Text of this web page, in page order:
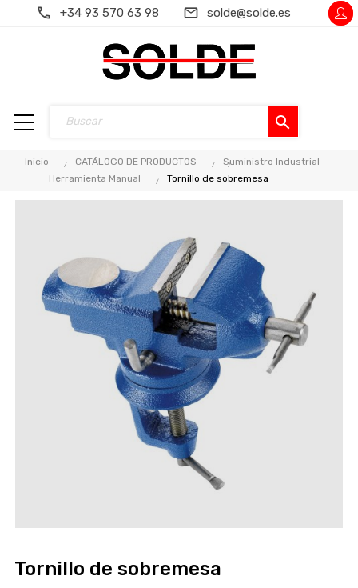
+34 93 570 63 98 solde@solde.es
search
Inicio CATÁLOGO DE PRODUCTOS
Suministro Industrial
Herramienta Manual
Tornillo de sobremesa
Tornillo de sobremesa